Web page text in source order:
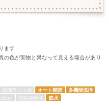
ます
の色が実物と異なって見える場合があり
夜間ライト付 オート開閉
多機能洗浄
防止 自動掃除付 節水